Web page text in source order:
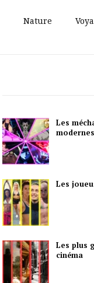
Nature
Les
modernes
Les
Les plus
cinéma